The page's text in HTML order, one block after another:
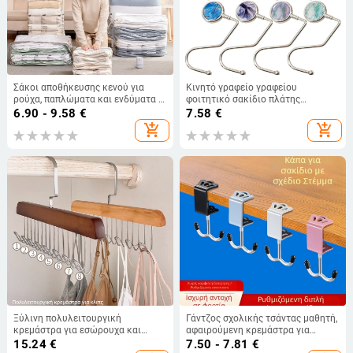
Σάκοι αποθήκευσης κενού για
ρούχα, παπλώματα και ενδύματα —
μεγάλες, παχιές, διαφανείς
οικιακή χρήση και ταξίδια.
6.90 - 9.58 €
add_shopping_cart
Κινητό γραφείο γραφείου
φοιτητικό σακίδιο πλάτης
κρεμαστό εργαλείο γραφείου
κρεμαστή τσάντα γάντζο
7.58 €
add_shopping_cart
Ξύλινη πολυλειτουργική
κρεμάστρα για εσώρουχα και
γιλέκα με κυματοειδές ράφι
15.24€
Γάντζος σχολικής τσάντας μαθητή,
αφαιρούμενη κρεμάστρα για
φορητές τσάντες γραφείου, γάντζο
7.50 - 7.81 €